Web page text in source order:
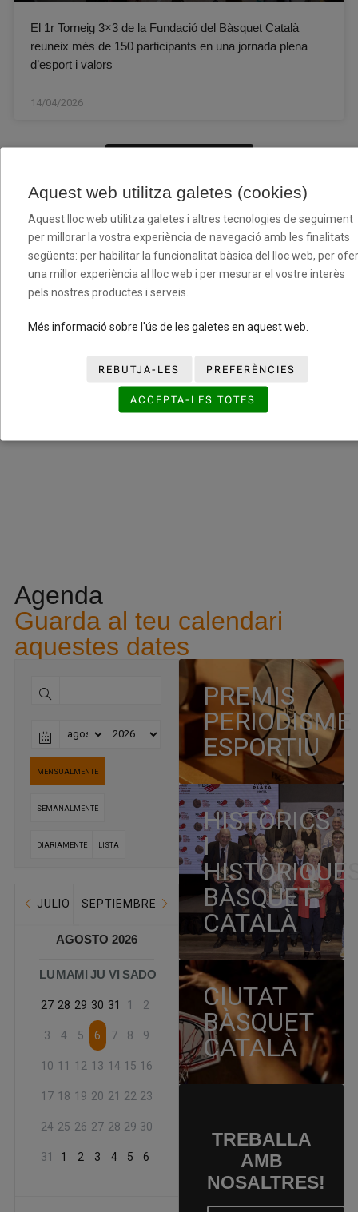
El 1r Torneig 3×3 de la Fundació del Bàsquet Català
reuneix més de 150 participants en una jornada plena
d’esport i valors
14/04/2026
ANAR A L'ARXIU HISTÒRIC
Agenda
Guarda al teu calendari
aquestes dates
MENSUALMENTE
SEMANALMENTE
DIARIAMENTE LISTA
JULIO
AGOSTO 2026
SEPTIEMBRE
LUMAMI JU VI SADO
27 28 29 30 31 1 2
3 4 5 6 7 8 9
10 11 12 13 14 15 16
17 18 19 20 21 22 23
24 25 26 27 28 29 30
31 1 2 3 4 5 6
PREMIS
PERIODISME
ESPORTIU
HISTÒRICS
I
BÀSQUET
CATALÀ
CIUTAT
BÀSQUET
CATALÀ
TREBALLA
AMB
NOSALTRES!
Aquest web utilitza galetes (cookies)
Aquest lloc web utilitza galetes i altres tecnologies de seguiment
per millorar la vostra experiència de navegació amb les finalitats
següents: per habilitar la funcionalitat bàsica del lloc web, per
una millor experiència al lloc web i per mesurar el vostre interès
pels nostres productes i serveis.
Més informació sobre l'ús de les galetes en aquest web.
REBUTJA-LES PREFERÈNCIES
ACCEPTA-LES TOTES